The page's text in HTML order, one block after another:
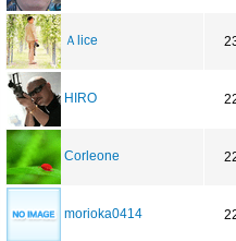
Ａlice
HIRO
Corleone
morioka0414